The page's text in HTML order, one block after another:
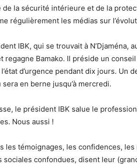
de la sécurité intérieure et de la
régulièrement les médias sur
IBK, qui se trouvait à N’Djaména,
regagne Bamako. Il préside un
d’urgence pendant dix jours. Un
sera en berne jusqu’à mercredi.
le président IBK salue le
Nous aussi !
les témoignages, les confidences,
sociales confondues, disent leur